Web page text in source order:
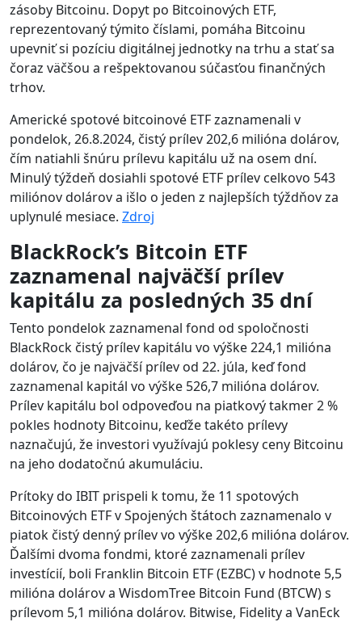
zásoby Bitcoinu. Dopyt po Bitcoinových ETF,
reprezentovaný týmito číslami, pomáha Bitcoinu
upevniť si pozíciu digitálnej jednotky na trhu a stať sa
čoraz väčšou a rešpektovanou súčasťou finančných
trhov.
Americké spotové bitcoinové ETF zaznamenali v
pondelok, 26.8.2024, čistý prílev 202,6 milióna dolárov,
čím natiahli šnúru prílevu kapitálu už na osem dní.
Minulý týždeň dosiahli spotové ETF prílev celkovo 543
miliónov dolárov a išlo o jeden z najlepších týždňov za
uplynulé mesiace. Zdroj
BlackRock’s Bitcoin ETF
zaznamenal najväčší prílev
kapitálu za posledných 35 dní
Tento pondelok zaznamenal fond od spoločnosti
BlackRock čistý prílev kapitálu vo výške 224,1 milióna
dolárov, čo je najväčší prílev od 22. júla, keď fond
zaznamenal kapitál vo výške 526,7 milióna dolárov.
Prílev kapitálu bol odpoveďou na piatkový takmer 2 %
pokles hodnoty Bitcoinu, keďže takéto prílevy
naznačujú, že investori využívajú poklesy ceny Bitcoinu
na jeho dodatočnú akumuláciu.
Prítoky do IBIT prispeli k tomu, že 11 spotových
Bitcoinových ETF v Spojených štátoch zaznamenalo v
piatok čistý denný prílev vo výške 202,6 milióna dolárov.
Ďalšími dvoma fondmi, ktoré zaznamenali prílev
investícií, boli Franklin Bitcoin ETF (EZBC) v hodnote 5,5
milióna dolárov a WisdomTree Bitcoin Fund (BTCW) s
prílevom 5,1 milióna dolárov. Bitwise, Fidelity a VanEck